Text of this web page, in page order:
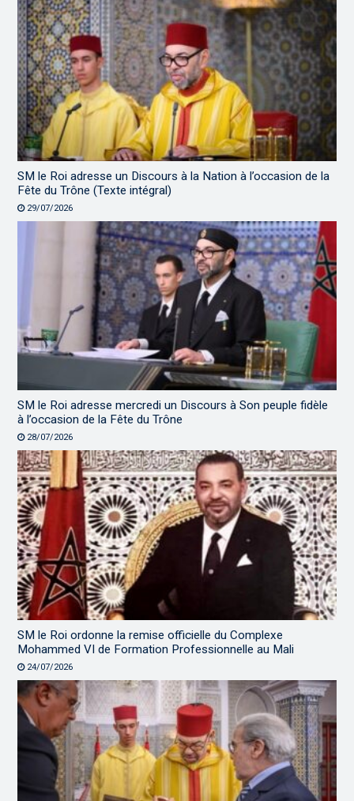
SM le Roi adresse un Discours à la Nation à l’occasion de la
Fête du Trône (Texte intégral)
29/07/2026
SM le Roi adresse mercredi un Discours à Son peuple fidèle
à l’occasion de la Fête du Trône
28/07/2026
SM le Roi ordonne la remise officielle du Complexe
Mohammed VI de Formation Professionnelle au Mali
24/07/2026